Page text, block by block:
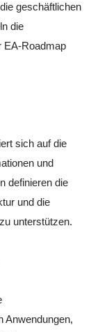
geschäftlichen
die
EA-Roadmap
sich auf die
und
definieren die
und die
unterstützen.
Anwendungen,